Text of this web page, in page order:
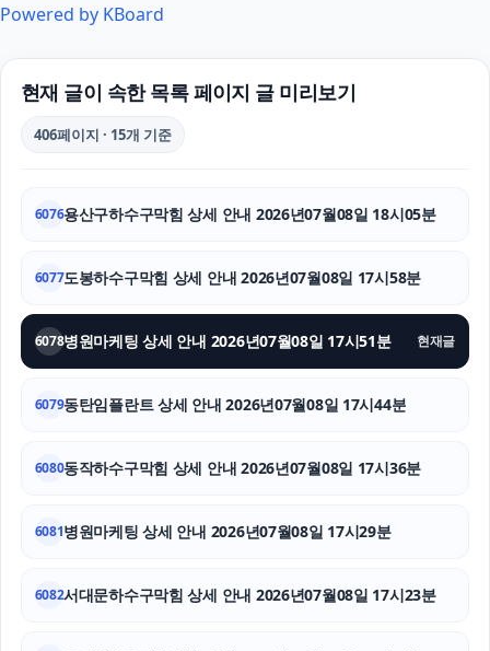
양천구하수구막힘
폰테크
애견파양
이혼변호사
위자료
Powered by KBoard
현재 글이 속한 목록 페이지 글 미리보기
406페이지 · 15개 기준
6076용산구하수구막힘 상세 안내 2026년07월08일 18시05분
6077도봉하수구막힘 상세 안내 2026년07월08일 17시58분
6078병원마케팅 상세 안내 2026년07월08일 17시51분 현재글
6079동탄임플란트 상세 안내 2026년07월08일 17시44분
6080동작하수구막힘 상세 안내 2026년07월08일 17시36분
6081병원마케팅 상세 안내 2026년07월08일 17시29분
6082서대문하수구막힘 상세 안내 2026년07월08일 17시23분